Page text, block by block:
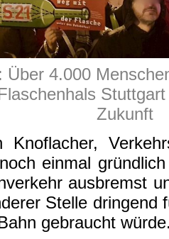
Über 4.000
Zukunft
Knoflacher,
einmal
ausbremst
Stelle dringend
gebraucht